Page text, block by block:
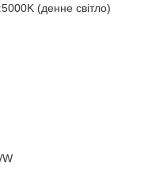
(денне світло)
W